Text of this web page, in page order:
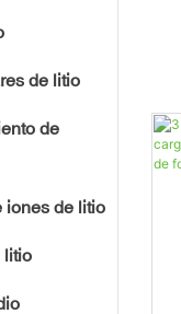
para
de
de litio
de
de
iones de litio
6 V
12 V
litio